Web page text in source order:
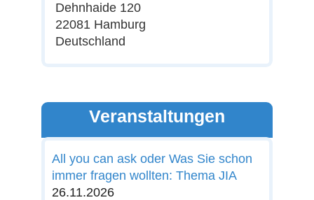
Dehnhaide 120
22081 Hamburg
Deutschland
Veranstaltungen
All you can ask oder Was Sie schon
immer fragen wollten: Thema JIA
26.11.2026